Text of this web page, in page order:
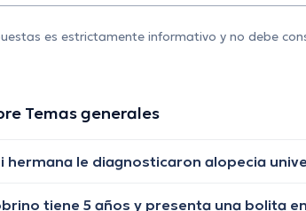
es estrictamente informativo y no debe
Temas generales